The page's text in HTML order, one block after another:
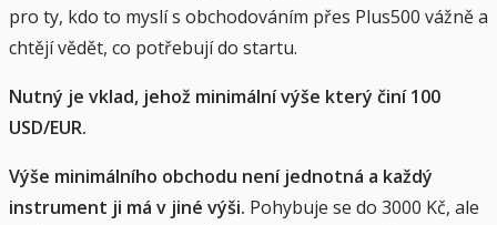
pro ty, kdo to myslí s obchodováním přes Plus500 vážně a
chtějí vědět, co potřebují do startu.
Nutný je vklad, jehož minimální výše který činí 100
USD/EUR.
Výše minimálního obchodu není jednotná a každý
instrument ji má v jiné výši. Pohybuje se do 3000 Kč, ale